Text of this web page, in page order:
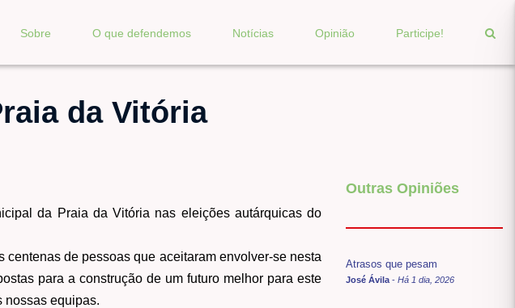
Sobre O que defendemos Notícias Opinião Participe!
da Vitória
da Praia da Vitória nas eleições autárquicas do
de pessoas que aceitaram envolver-se nesta
para a construção de um futuro melhor para este
nossas equipas.
Outras Opiniões
Atrasos que pesam
José Ávila - Há 1 dia, 2026